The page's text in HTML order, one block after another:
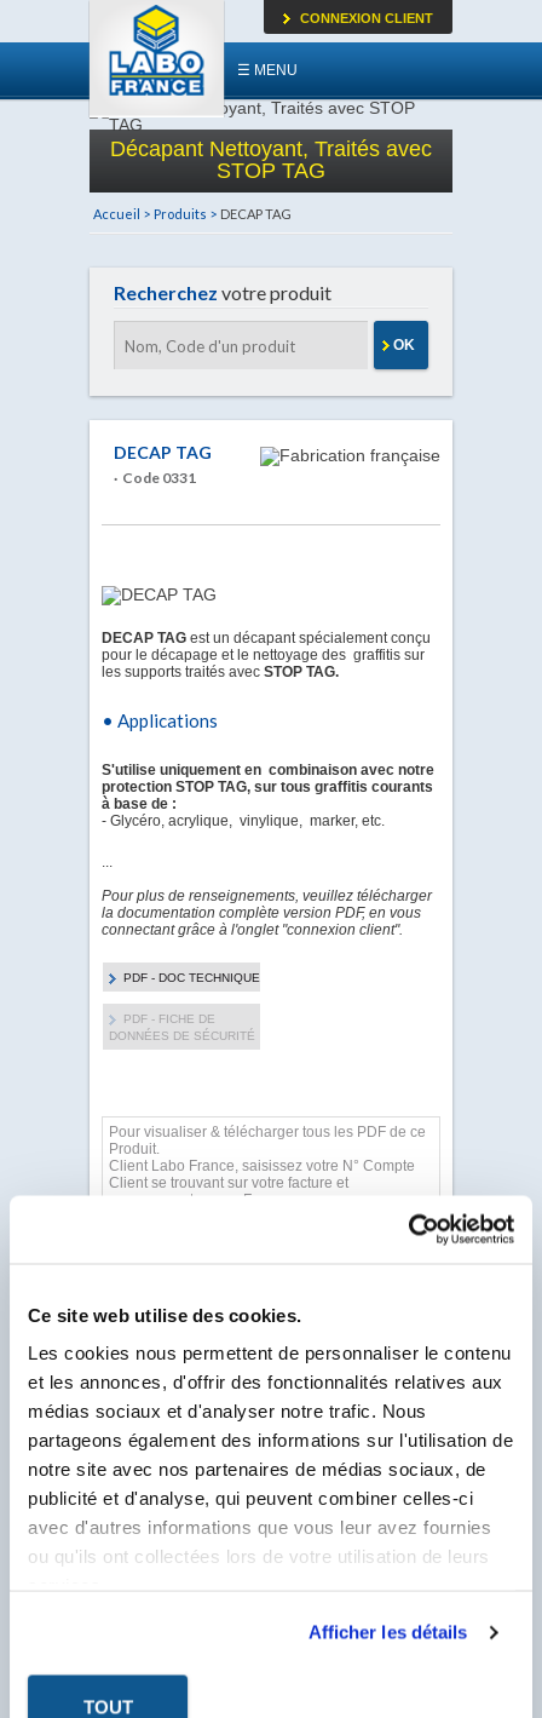
Ce site web utilise des cookies.
Les cookies nous permettent de personnaliser le contenu
et les annonces, d'offrir des fonctionnalités relatives aux
médias sociaux et d'analyser notre trafic. Nous
partageons également des informations sur l'utilisation de
notre site avec nos partenaires de médias sociaux, de
publicité et d'analyse, qui peuvent combiner celles-ci
avec d'autres informations que vous leur avez fournies
ou qu'ils ont collectées lors de votre utilisation de leurs
Afficher les détails
TOUT
☰ MENU
CONNEXION CLIENT
Décapant Nettoyant, Traités avec
STOP TAG
Accueil > Produits > DECAP TAG
Recherchez votre produit
OK
DECAP TAG
· Code 0331
PDF - DOC TECHNIQUE
PDF - FICHE DE
DONNÉES DE SÉCURITÉ
Pour visualiser & télécharger tous les PDF de ce
Produit.
Client Labo France, saisissez votre N° Compte
Client se trouvant sur votre facture et
commençant par un F.
Les fiches produits, les fiches de données de sécurité, les
télécharger.
DECAP TAG est un décapant spécialement conçu
pour le décapage et le nettoyage des graffitis sur
les supports traités avec STOP TAG.
• Applications
S'utilise uniquement en combinaison avec notre
protection STOP TAG, sur tous graffitis courants
à base de :
- Glycéro, acrylique, vinylique, marker, etc.
...
Pour plus de renseignements, veuillez télécharger
la documentation complète version PDF, en vous
connectant grâce à l'onglet "connexion client".